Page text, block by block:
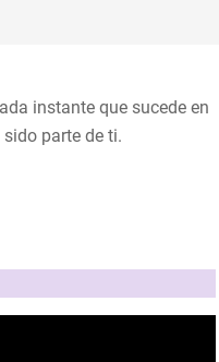
instante que sucede en
parte de ti.